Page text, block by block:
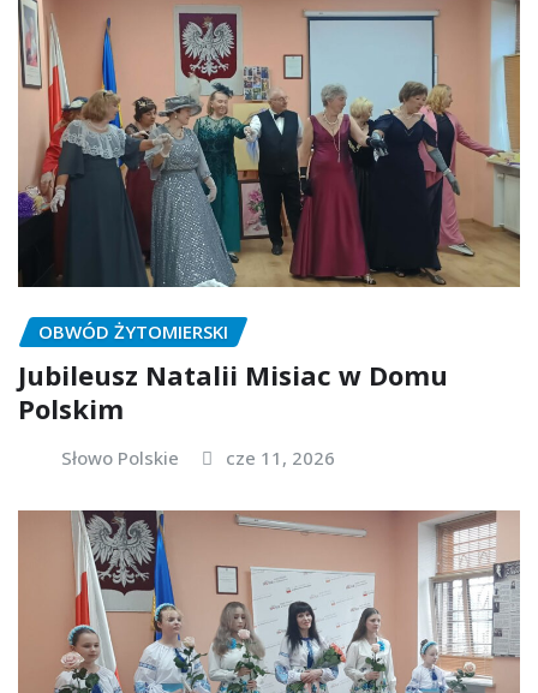
OBWÓD ŻYTOMIERSKI
Jubileusz Natalii Misiac w Domu
Polskim
Słowo Polskie cze 11, 2026